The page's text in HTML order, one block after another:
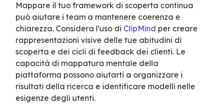
Mappare il tuo framework di scoperta continua
può aiutare i team a mantenere coerenza e
chiarezza. Considera l'uso di ClipMind per creare
rappresentazioni visive delle tue abitudini di
scoperta e dei cicli di feedback dei clienti. Le
capacità di mappatura mentale della
piattaforma possono aiutarti a organizzare i
risultati della ricerca e identificare modelli nelle
esigenze degli utenti.